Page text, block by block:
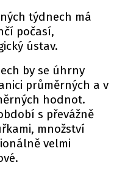
týdnech má
počasí,
ústav.
by se úhrny
průměrných a v
hodnot.
s převážně
množství
velmi